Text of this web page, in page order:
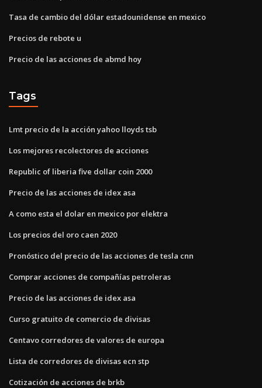
Tasa de cambio del dólar estadounidense en mexico
Precios de rebote u
Precio de las acciones de abmd hoy
Tags
Lmt precio de la acción yahoo lloyds tsb
Los mejores recolectores de acciones
Republic of liberia five dollar coin 2000
Precio de las acciones de idex asa
A como esta el dolar en mexico por elektra
Los precios del oro caen 2020
Pronóstico del precio de las acciones de tesla cnn
Comprar acciones de compañías petroleras
Precio de las acciones de idex asa
Curso gratuito de comercio de divisas
Centavo corredores de valores de europa
Lista de corredores de divisas ecn stp
Cotización de acciones de brkb